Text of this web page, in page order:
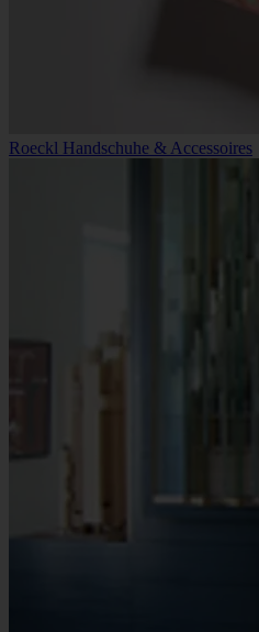
Roeckl Handschuhe & Accessoires